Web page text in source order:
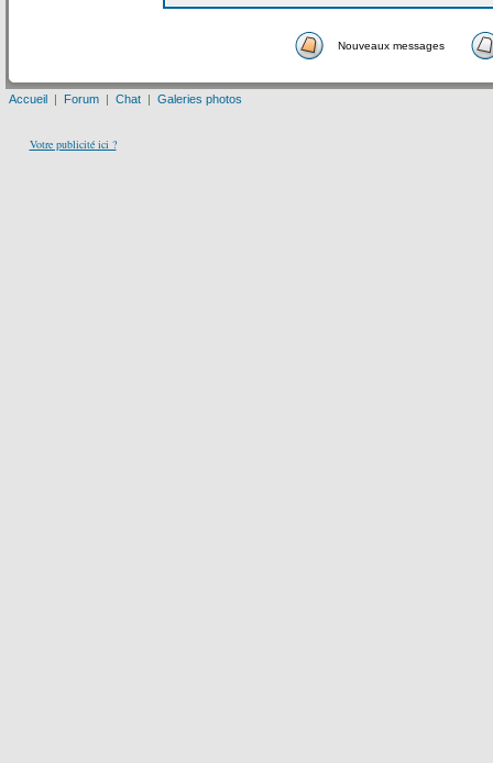
Nouveaux messages
Accueil | Forum | Chat | Galeries photos
Votre publicité ici ?